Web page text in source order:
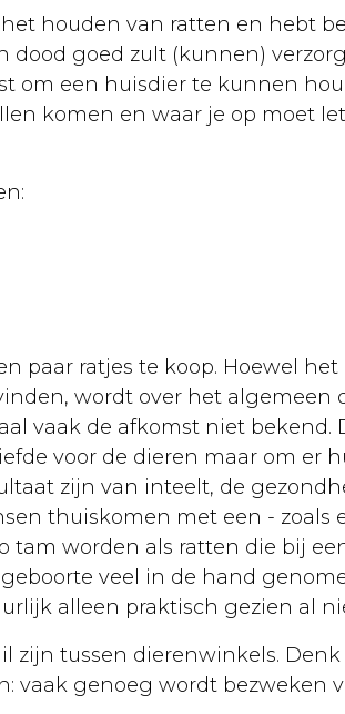
houden van ratten en hebt
dood goed zult (kunnen)
om een huisdier te kunnen
komen en waar je op moet
paar ratjes te koop. Hoewel
wordt over het
vaak de afkomst niet
voor de dieren maar om er
zijn van inteelt, de
thuiskomen met een - zoals
tam worden als ratten die bij
veel in de hand
alleen praktisch gezien al
zijn tussen dierenwinkels.
vaak genoeg wordt bezweken